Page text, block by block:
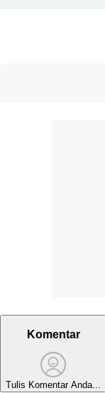
Komentar
Tulis Komentar Anda...